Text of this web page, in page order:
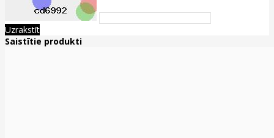
Uzrakstīt
Saistītie produkti